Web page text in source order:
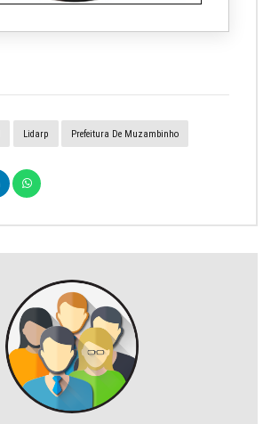
Lidarp Prefeitura De Muzambinho